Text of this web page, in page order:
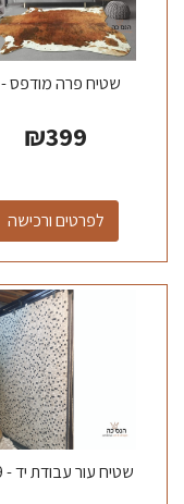
שטיח פרה מודפס - 1
₪399
לפרטים ורכישה
שטיח עור עבודת יד - 089